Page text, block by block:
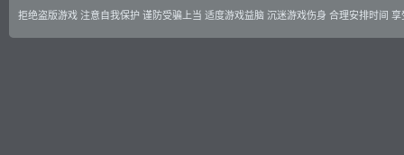
拒绝盗版游戏 注意自我保护 谨防受骗上当 适度游戏益脑 沉迷游戏伤身 合理安排时间 享